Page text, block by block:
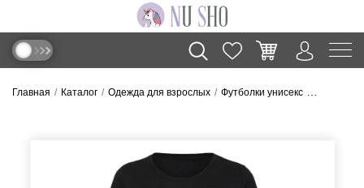
Главная Каталог Одежда для взрослых Футболки унисекс Футболка